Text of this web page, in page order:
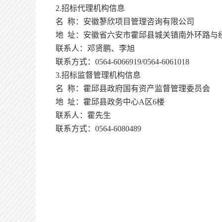
2.招标代理机构信息
名 称：安徽蓼欣项目管理咨询有限公司
地 址：安徽省六安市霍邱县城关镇南外环路与
联系人：邓贤鹏、李旭
联系方式： 0564-6066919/0564-6061018
3.招标监督管理机构信息
名 称：霍邱县政府国有资产监督管理委员会
地 址：霍邱县政务中心A区6楼
联系人：霍先生
联系方式： 0564-6080489